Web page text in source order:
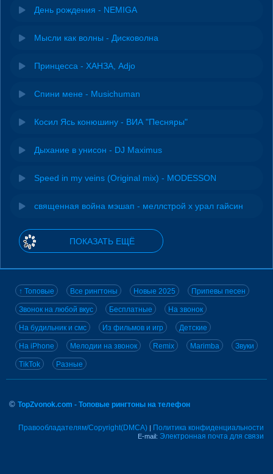
День рождения - NEMIGA
Мысли как волны - Дисковолна
Принцесса - ХАНЗА, Adjo
Спини мене - Musichuman
Косил Ясь конюшину - ВИА "Песняры"
Дыхание в унисон - DJ Maximus
Speed in my veins (Original mix) - MODESSON
священная война мэшап - меллстрой х урал гайсин
ПОКАЗАТЬ ЕЩЁ
↑ Топовые Все рингтоны Новые 2025 Припевы песен
Звонок на любой вкус Бесплатные На звонок
На будильник и смс Из фильмов и игр Детские
На iPhone Мелодии на звонок Remix Marimba Звуки
TikTok Разные
© TopZvonok.com - Топовые рингтоны на телефон
Правообладателям/Copyright(DMCA) | Политика конфиденциальности
E-mail: Электронная почта для связи